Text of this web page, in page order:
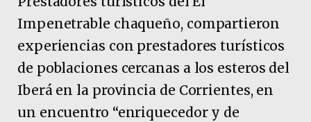
Impenetrable chaqueño, compartieron
experiencias con prestadores turísticos
de poblaciones cercanas a los esteros del
Iberá en la provincia de Corrientes, en
un encuentro “enriquecedor y de